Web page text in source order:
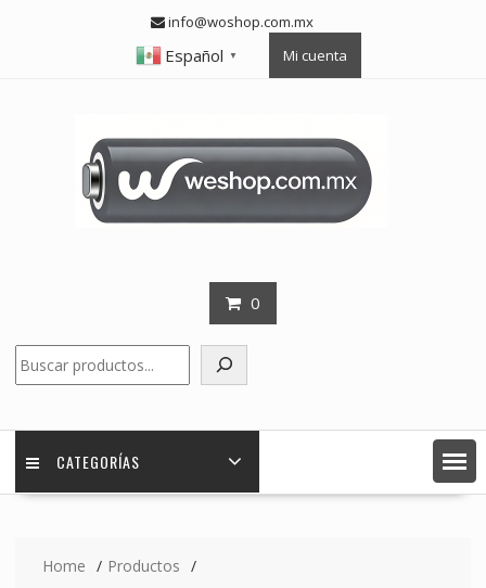
info@woshop.com.mx
Español ▼ Mi cuenta
0
CATEGORÍAS
Home
Productos